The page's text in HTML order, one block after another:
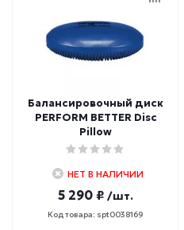
Балансировочный диск
PERFORM BETTER Disc
Pillow
НЕТ В НАЛИЧИИ
5 290 ₽ /шт.
Код товара: spt0038169